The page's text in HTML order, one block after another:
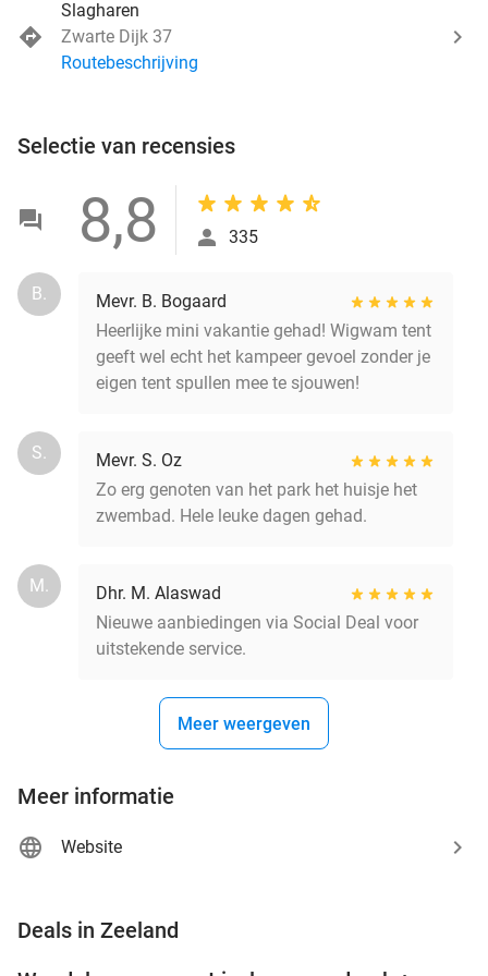
Slagharen
Zwarte Dijk 37
Routebeschrijving
Selectie van recensies
8,8 335
B.
Mevr. B. Bogaard
Heerlijke mini vakantie gehad! Wigwam tent
geeft wel echt het kampeer gevoel zonder je
eigen tent spullen mee te sjouwen!
S.
Mevr. S. Oz
Zo erg genoten van het park het huisje het
zwembad. Hele leuke dagen gehad.
M.
Dhr. M. Alaswad
Nieuwe aanbiedingen via Social Deal voor
uitstekende service.
Meer weergeven
Meer informatie
Website
Deals in Zeeland